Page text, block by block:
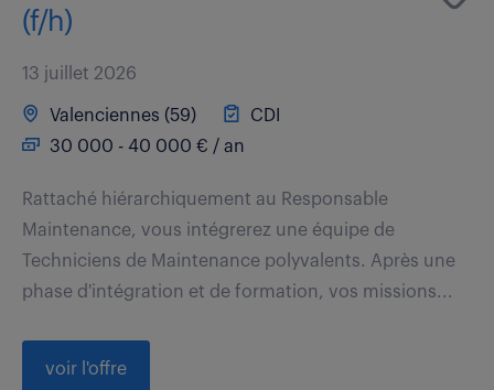
(f/h)
13 juillet 2026
Valenciennes (59)
CDI
30 000 - 40 000 € / an
Rattaché hiérarchiquement au Responsable
Maintenance, vous intégrerez une équipe de
Techniciens de Maintenance polyvalents. Après une
phase d'intégration et de formation, vos missions...
voir l'offre